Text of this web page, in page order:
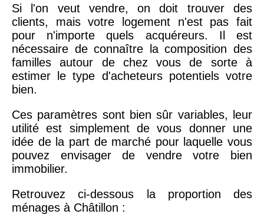
Si l'on veut vendre, on doit trouver des
clients, mais votre logement n'est pas fait
pour n'importe quels acquéreurs. Il est
nécessaire de connaître la composition des
familles autour de chez vous de sorte à
estimer le type d'acheteurs potentiels votre
bien.
Ces paramètres sont bien sûr variables, leur
utilité est simplement de vous donner une
idée de la part de marché pour laquelle vous
pouvez envisager de vendre votre bien
immobilier.
Retrouvez ci-dessous la proportion des
ménages à Châtillon :